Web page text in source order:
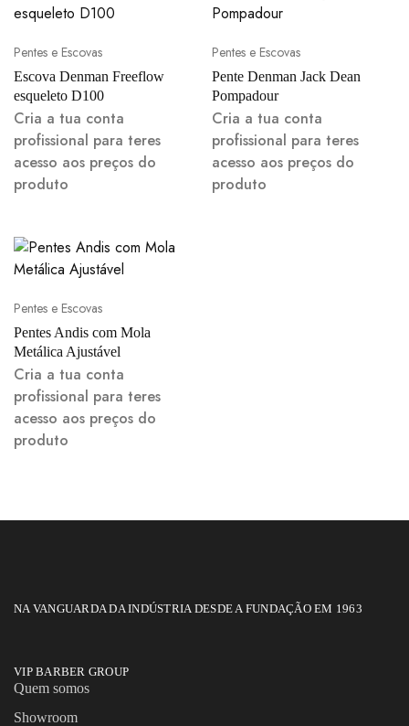
Pentes e Escovas
Escova Denman Freeflow
esqueleto D100
Cria a tua conta
profissional para teres
acesso aos preços do
produto
Pentes e Escovas
Pente Denman Jack Dean
Pompadour
Cria a tua conta
profissional para teres
acesso aos preços do
produto
Pentes e Escovas
Pentes Andis com Mola
Metálica Ajustável
Cria a tua conta
profissional para teres
acesso aos preços do
produto
NA VANGUARDA DA INDÚSTRIA DESDE A FUNDAÇÃO EM 1963
VIP BARBER GROUP
Quem somos
Showroom